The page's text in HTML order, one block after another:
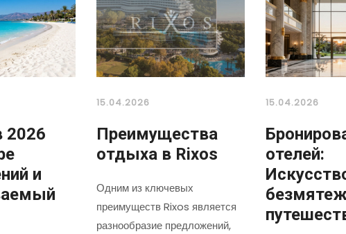
2026
и
15.04.2026
Преимущества
отдыха в Rixos
Одним из ключевых
преимуществ Rixos является
разнообразие предложений,
15.04.2026
отелей: